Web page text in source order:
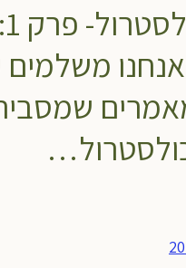
מיתוס הכולסטרול- פרק 1: